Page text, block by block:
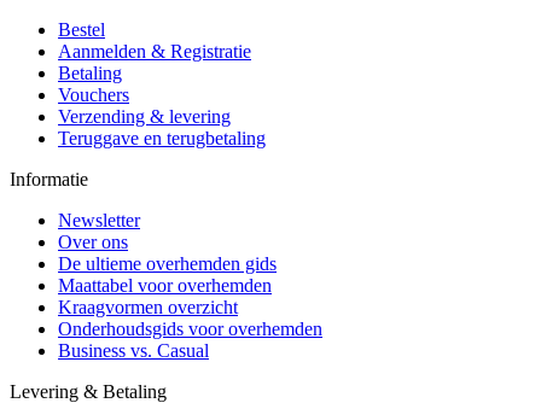
Bestel
Aanmelden & Registratie
Betaling
Vouchers
Verzending & levering
Teruggave en terugbetaling
Informatie
Newsletter
Over ons
De ultieme overhemden gids
Maattabel voor overhemden
Kraagvormen overzicht
Onderhoudsgids voor overhemden
Business vs. Casual
Levering & Betaling